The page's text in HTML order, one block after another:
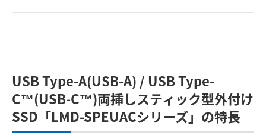
USB Type-A(USB-A) / USB Type-
C™(USB-C™)両挿しスティック型外付け
SSD「LMD-SPEUACシリーズ」の特長